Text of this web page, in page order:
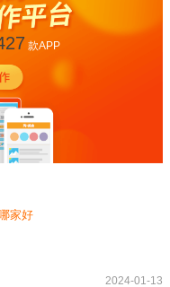
款APP
家好
2024-01-13